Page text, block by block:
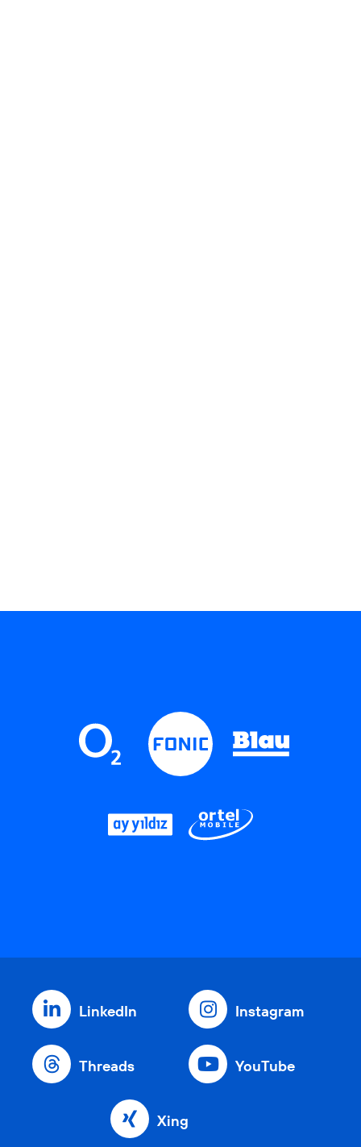
LinkedIn Instagram
Threads YouTube
Xing